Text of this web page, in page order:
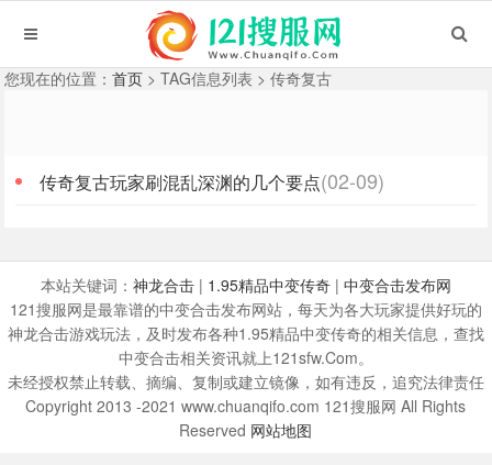
您现在的位置：首页 > TAG信息列表 > 传奇复古
传奇复古玩家刷混乱深渊的几个要点(02-09)
本站关键词： 神龙合击| 1.95精品中变传奇| 中变合击发布网
121搜服网是最靠谱的中变合击发布网站，每天为各大玩家提供好玩的
神龙合击游戏玩法，及时发布各种1.95精品中变传奇的相关信息，查找
中变合击相关资讯就上121sfw.Com。
未经授权禁止转载、摘编、复制或建立镜像，如有违反，追究法律责任
Copyright 2013 -2021 www.chuanqifo.com 121搜服网 All Rights
Reserved 网站地图